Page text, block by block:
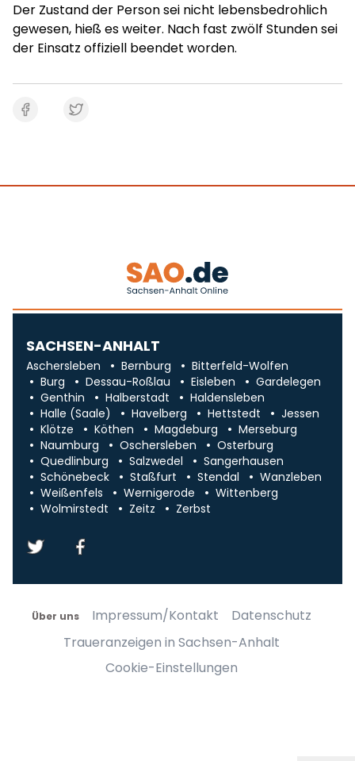
Der Zustand der Person sei nicht lebensbedrohlich
gewesen, hieß es weiter. Nach fast zwölf Stunden sei
der Einsatz offiziell beendet worden.
SACHSEN-ANHALT
Aschersleben Bernburg
Bitterfeld-Wolfen
Burg
Dessau-Roßlau Eisleben
Gardelegen
Genthin
Halberstadt
Haldensleben
Halle (Saale)
Havelberg Hettstedt
Jessen
Klötze
Köthen Magdeburg
Merseburg
Naumburg
Oschersleben
Osterburg
Quedlinburg
Salzwedel
Sangerhausen
Schönebeck
Staßfurt Stendal
Wanzleben
Weißenfels
Wernigerode
Wittenberg
Wolmirstedt
Zeitz Zerbst
Über uns Impressum/Kontakt
Datenschutz
Traueranzeigen in Sachsen-Anhalt
Cookie-Einstellungen